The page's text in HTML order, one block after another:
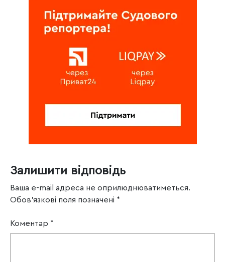
Залишити відповідь
Ваша e-mail адреса не оприлюднюватиметься.
Обов’язкові поля позначені *
Коментар *